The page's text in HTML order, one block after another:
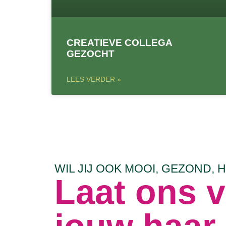
CREATIEVE COLLEGA
GEZOCHT
LEES VERDER »
WIL JIJ OOK MOOI, GEZOND,
Laat ons